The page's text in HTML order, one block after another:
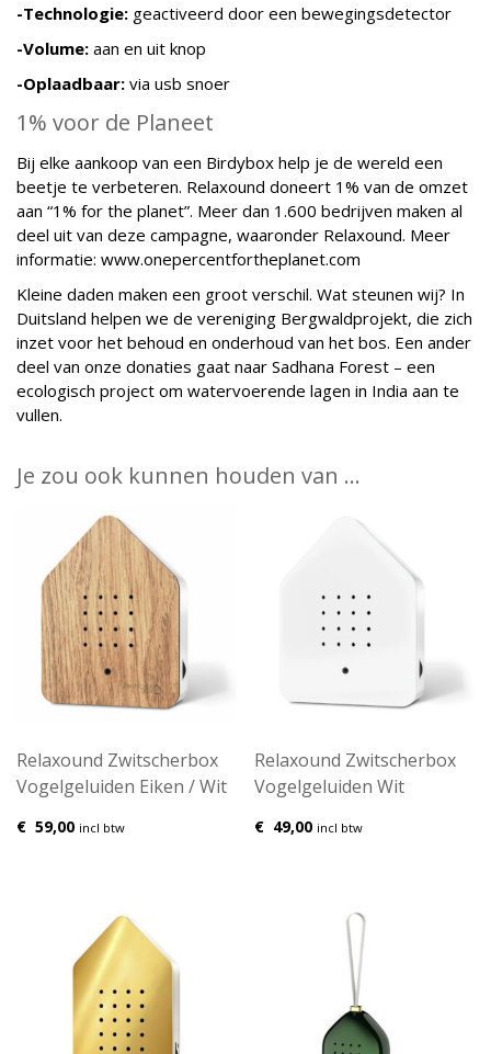
-Technologie: geactiveerd door een bewegingsdetector
-Volume: aan en uit knop
-Oplaadbaar: via usb snoer
1% voor de Planeet
Bij elke aankoop van een Birdybox help je de wereld een
beetje te verbeteren. Relaxound doneert 1% van de omzet
aan “1% for the planet”. Meer dan 1.600 bedrijven maken al
deel uit van deze campagne, waaronder Relaxound. Meer
informatie: www.onepercentfortheplanet.com
Kleine daden maken een groot verschil. Wat steunen wij? In
Duitsland helpen we de vereniging Bergwaldprojekt, die zich
inzet voor het behoud en onderhoud van het bos. Een ander
deel van onze donaties gaat naar Sadhana Forest – een
ecologisch project om watervoerende lagen in India aan te
vullen.
Je zou ook kunnen houden van …
Relaxound Zwitscherbox
Vogelgeluiden Eiken / Wit
€ 59,00 incl btw
Relaxound Zwitscherbox
Vogelgeluiden Wit
€ 49,00 incl btw